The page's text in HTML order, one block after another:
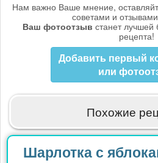
Нам важно Ваше мнение,
советами и
Ваш фотоотзыв станет лучшей
рецепта!
Добавить первый
или
Похожие
Шарлотка с